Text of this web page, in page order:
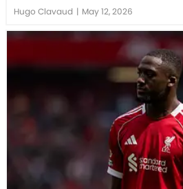
Hugo Clavaud | May 12, 2026